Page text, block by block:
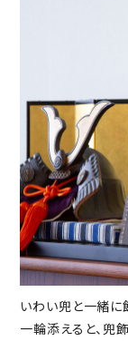
いわい兜と一緒に
一輪添えると、兜